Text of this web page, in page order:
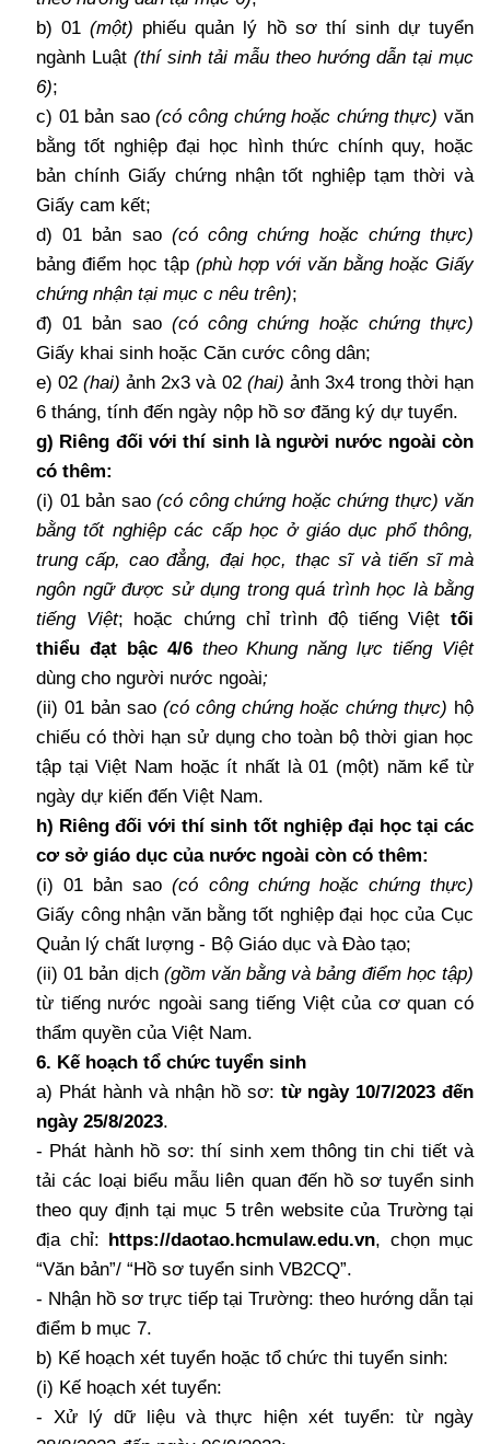
b) 01(một) phiếu quản lý hồ sơ thí sinh dự tuyển
ngành Luật (thí sinh tải mẫu theo hướng dẫn tại mục
6);
c) 01 bản sao(có công chứng hoặc chứng thực) văn
bằng tốt nghiệp đại học hình thức chính quy, hoặc
bản chính Giấy chứng nhận tốt nghiệp tạm thời và
Giấy cam kết;
d) 01 bản sao (có công chứng hoặc chứng thực)
bảng điểm học tập (phù hợp với văn bằng hoặc Giấy
chứng nhận tại mục c nêu trên);
đ) 01 bản sao (có công chứng hoặc chứng thực)
Giấy khai sinh hoặc Căn cước công dân;
e) 02(hai) ảnh 2x3 và 02 (hai) ảnh 3x4 trong thời hạn
6 tháng, tính đến ngày nộp hồ sơ đăng ký dự tuyển.
g) Riêng đối với thí sinh là người nước ngoài còn
có thêm:
(i) 01 bản sao (có công chứng hoặc chứng thực) văn
bằng tốt nghiệp các cấp học ở giáo dục phổ thông,
trung cấp, cao đẳng, đại học, thạc sĩ và tiến sĩ mà
ngôn ngữ được sử dụng trong quá trình học là bằng
tiếng Việt; hoặc chứng chỉ trình độ tiếng Việt tối
thiểu đạt bậc 4/6 theo Khung năng lực tiếng Việt
dùng cho người nước ngoài;
(ii) 01 bản sao (có công chứng hoặc chứng thực) hộ
chiếu có thời hạn sử dụng cho toàn bộ thời gian học
tập tại Việt Nam hoặc ít nhất là 01 (một) năm kể từ
ngày dự kiến đến Việt Nam.
h) Riêng đối với thí sinh tốt nghiệp đại học tại các
cơ sở giáo dục của nước ngoài còn có thêm:
(i) 01 bản sao(có công chứng hoặc chứng thực)
Giấy công nhận văn bằng tốt nghiệp đại học của Cục
Quản lý chất lượng - Bộ Giáo dục và Đào tạo;
(ii) 01 bản dịch (gồm văn bằng và bảng điểm học tập)
từ tiếng nước ngoài sang tiếng Việt của cơ quan có
thẩm quyền của Việt Nam.
6. Kế hoạch tổ chức tuyển sinh
a) Phát hành và nhận hồ sơ: từ ngày 10/7/2023 đến
ngày 25/8/2023.
- Phát hành hồ sơ:thí sinh xem thông tin chi tiết và
tải các loại biểu mẫu liên quan đến hồ sơ tuyển sinh
theo quy định tại mục 5 trên website của Trường tại
địa chỉ: https://daotao.hcmulaw.edu.vn, chọn mục
“Văn bản”/ “Hồ sơ tuyển sinh VB2CQ”.
- Nhận hồ sơ trực tiếp tại Trường: theo hướng dẫn tại
điểm b mục 7.
b) Kế hoạch xét tuyển hoặc tổ chức thi tuyển sinh:
(i) Kế hoạch xét tuyển:
- Xử lý dữ liệu và thực hiện xét tuyển: từ ngày